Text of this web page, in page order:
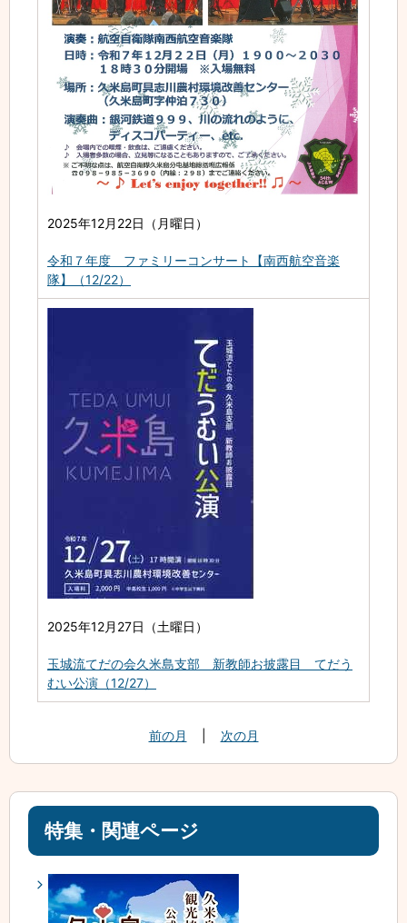
2025年12月22日（月曜日）
令和７年度 ファミリーコンサート【南西航空音楽
隊】（12/22）
2025年12月27日（土曜日）
玉城流てだの会久米島支部 新教師お披露目 てだう
むい公演（12/27）
前の月 次の月
特集・関連ページ